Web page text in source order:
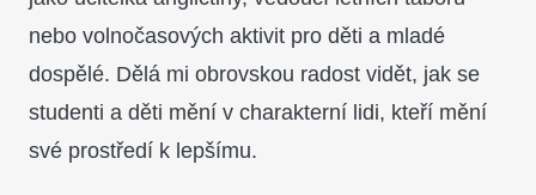
nebo volnočasových aktivit pro děti a mladé
dospělé. Dělá mi obrovskou radost vidět, jak se
studenti a děti mění v charakterní lidi, kteří mění
své prostředí k lepšímu.